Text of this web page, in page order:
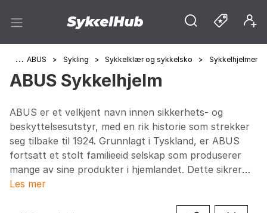
> ABUS > Sykling > Sykkelklær og sykkelsko > Sykkelhjelmer
ABUS Sykkelhjelm
ABUS er et velkjent navn innen sikkerhets- og
beskyttelsesutstyr, med en rik historie som strekker
seg tilbake til 1924. Grunnlagt i Tyskland, er ABUS
fortsatt et stolt familieeid selskap som produserer
mange av sine produkter i hjemlandet. Dette sikrer
ikke bare en høy kvalitetsstandard, men også en
Les mer